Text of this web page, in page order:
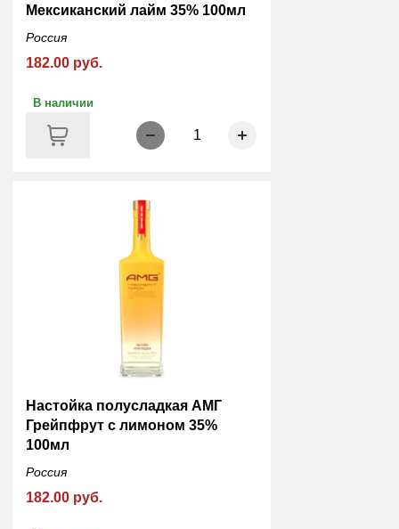
Мексиканский лайм 35% 100мл
Россия
182.00 руб.
В наличии
1
Настойка полусладкая АМГ
Грейпфрут с лимоном 35%
100мл
Россия
182.00 руб.